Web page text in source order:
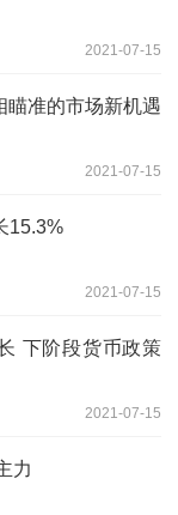
2021-07-15
瞄准的市场新机遇
2021-07-15
15.3%
2021-07-15
下阶段货币政策
2021-07-15
力